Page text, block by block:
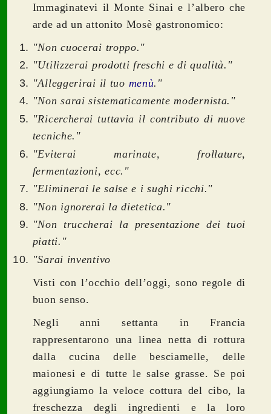
Immaginatevi il Monte Sinai e l’albero che
arde ad un attonito Mosè gastronomico:
"Non cuocerai troppo."
"Utilizzerai prodotti freschi e di qualità."
"Alleggerirai il tuo menù."
"Non sarai sistematicamente modernista."
"Ricercherai tuttavia il contributo di nuove
tecniche."
"Eviterai marinate, frollature,
fermentazioni, ecc."
"Eliminerai le salse e i sughi ricchi."
"Non ignorerai la dietetica."
"Non truccherai la presentazione dei tuoi
piatti."
"Sarai inventivo
Visti con l’occhio dell’oggi, sono regole di
buon senso.
Negli anni settanta in Francia
rappresentarono una linea netta di rottura
dalla cucina delle besciamelle, delle
maionesi e di tutte le salse grasse. Se poi
aggiungiamo la veloce cottura del cibo, la
freschezza degli ingredienti e la loro